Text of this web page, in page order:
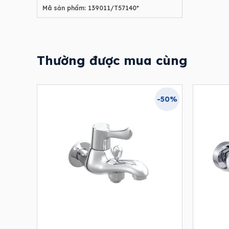
Mã sản phẩm: 139011/T57140*
Thường được mua cùng
-50%